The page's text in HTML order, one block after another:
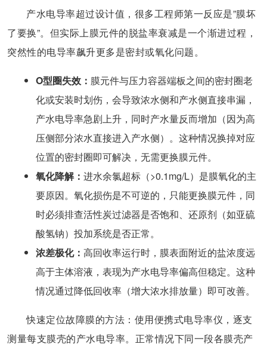
产水电导率超过设计值，很多工程师第一反应是”膜坏
了要换”。但实际上膜元件的脱盐率衰减是一个渐进过程，
突然性的电导率飙升更多是密封或氧化问题。
O型圈失效： 膜元件与压力容器端板之间的密封圈老
化或安装时划伤，会导致浓水侧和产水侧直接串漏，
产水电导率急剧上升，同时产水量反而增加（因为高
压侧部分浓水直接进入产水侧）。这种情况换掉对应
位置的密封圈即可解决，无需更换膜元件。
氧化降解： 进水余氯超标（>0.1mg/L）是膜氧化的主
要原因。氧化损伤是不可逆的，只能更换膜元件，同
时必须排查活性炭过滤器是否饱和、还原剂（如亚硫
酸氢钠）投加系统是否正常。
浓差极化： 高回收率运行时，膜表面附近的盐浓度远
高于主体溶液，表现为产水电导率偏高但稳定。这种
情况通过降低回收率（增大浓水排放量）即可改善。
快速定位故障膜的方法：使用便携式电导率仪，逐支
测量每支膜壳的产水电导率。正常情况下同一段各膜壳产